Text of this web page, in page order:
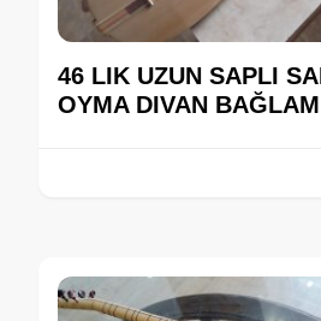
46 LIK UZUN SAPLI
OYMA DIVAN